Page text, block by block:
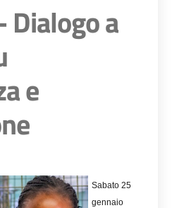
Dialogo a
e
Sabato 25
gennaio